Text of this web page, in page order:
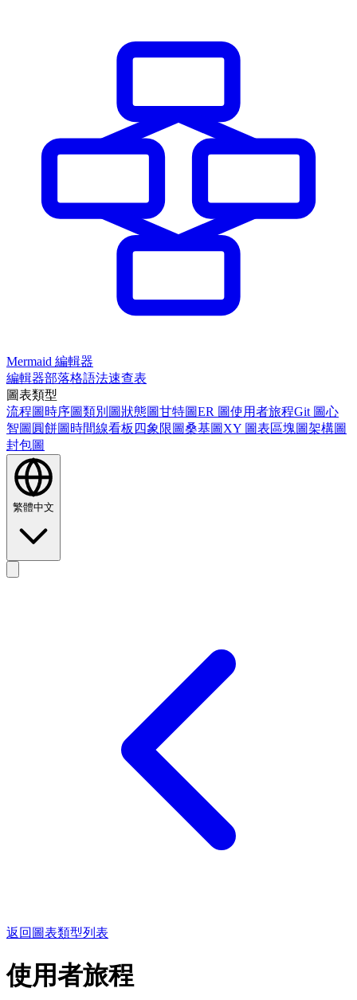
Mermaid 編輯器
編輯器部落格語法速查表
圖表類型
流程圖 時序圖類別圖狀態圖甘特圖ER 圖使用者旅程Git 圖心
智圖 圓餅圖 時間線看板 四象限圖桑基圖 XY 圖表區塊圖架構圖
封包圖
繁體中文
返回圖表類型列表
使用者旅程